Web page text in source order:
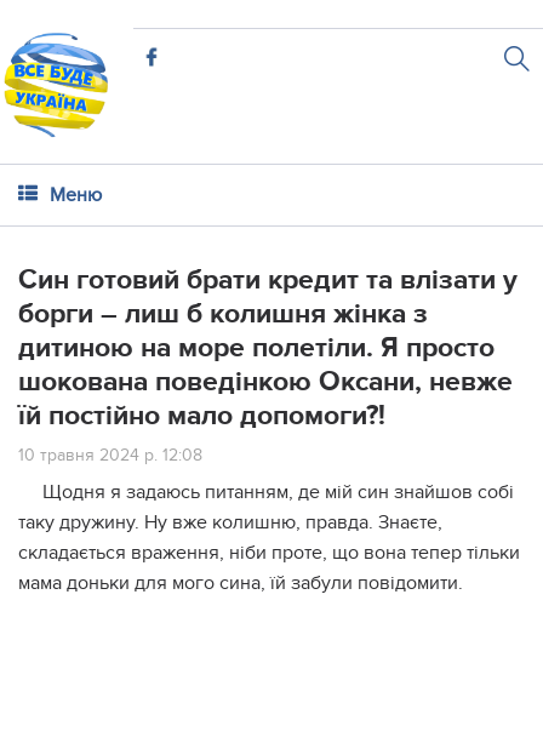
Меню
Син готовий брати кредит та влізати у
борги – лиш б колишня жінка з
дитиною на море полетіли. Я просто
шокована поведінкою Оксани, невже
їй постійно мало допомоги?!
10 травня 2024 р. 12:08
Щодня я задаюсь питанням, де мій син знайшов собі
таку дружину. Ну вже колишню, правда. Знаєте,
складається враження, ніби проте, що вона тепер тільки
мама доньки для мого сина, їй забули повідомити.